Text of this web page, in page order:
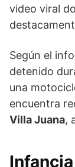
video viral
Según el
detenido
una
encuentra
Villa Juana,